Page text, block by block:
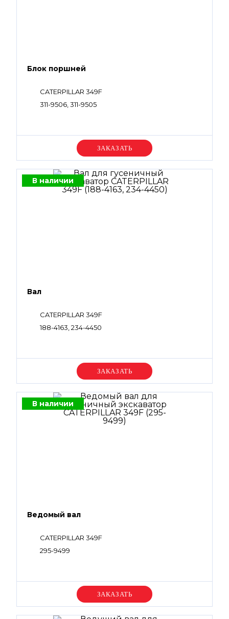
Блок поршней
CATERPILLAR 349F
311-9506, 311-9505
Уточняйте цену
В наличии
Вал
CATERPILLAR 349F
188-4163, 234-4450
Уточняйте цену
В наличии
Ведомый вал
CATERPILLAR 349F
295-9499
Уточняйте цену